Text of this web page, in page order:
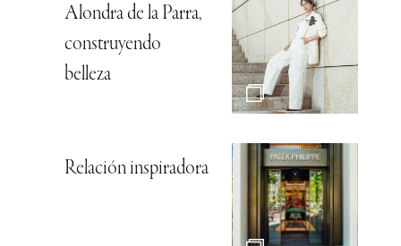
Alondra de la Parra,
construyendo
belleza
Relación inspiradora